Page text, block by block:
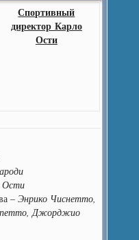
Спортивный
директор Карло
Ости
Ости
–Энрико Чиснетто,
Джорджио